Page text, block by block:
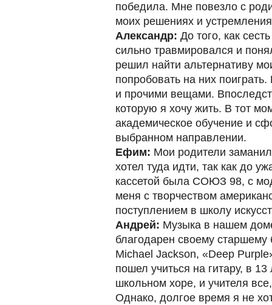
победила. Мне повезло с
моих решениях и
Александр: До того, как
сильно травмировался и
решил найти альтернативу
попробовать на них
и прочими вещами.
которую я хочу жить. В тот
академическое обучение и
выбранном направлении.
Ефим: Мои родители
хотел туда идти, так как до
кассетой была СОЮЗ 98, с
меня с творчеством
поступлением в школу
Андрей: Музыка в нашем
благодарен своему
Michael Jackson, «Deep
пошел учиться на гитару, в
школьном хоре, и учителя
Однако, долгое время я не